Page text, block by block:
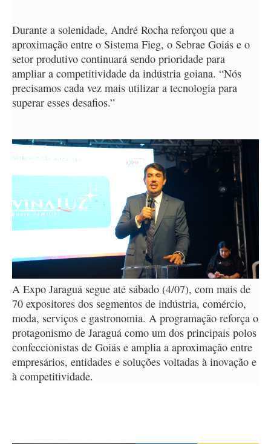
Durante a solenidade, André Rocha reforçou que a
aproximação entre o Sistema Fieg, o Sebrae Goiás e o
setor produtivo continuará sendo prioridade para
ampliar a competitividade da indústria goiana. “Nós
precisamos cada vez mais utilizar a tecnologia para
superar esses desafios.”
A Expo Jaraguá segue até sábado (4/07), com mais de
70 expositores dos segmentos de indústria, comércio,
moda, serviços e gastronomia. A programação reforça o
protagonismo de Jaraguá como um dos principais polos
confeccionistas de Goiás e amplia a aproximação entre
empresários, entidades e soluções voltadas à inovação e
à competitividade.